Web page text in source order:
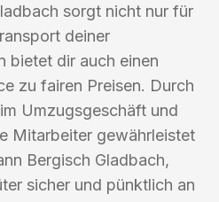
sorgt nicht nur für
deiner
bietet dir auch einen
zu fairen Preisen. Durch
Umzugsgeschäft und
Mitarbeiter gewährleistet
Bergisch Gladbach,
sicher und pünktlich an